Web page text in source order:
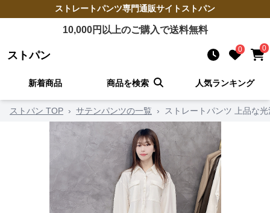
ストレートパンツ専門通販サイト ストパン
10,000円以上のご購入で送料無料
ストパン 0 0
新着商品 商品を検索 人気ランキング
ストパン TOP › サテンパンツの一覧 › ストレートパンツ 上品な